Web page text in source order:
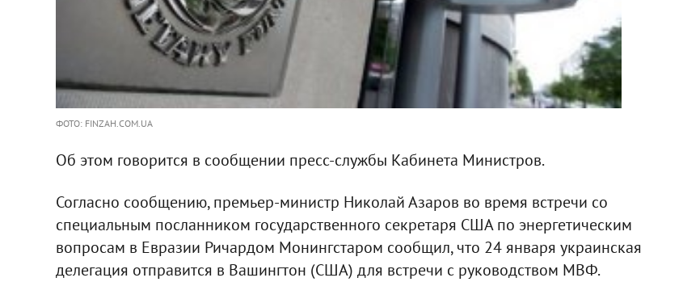
ФОТО: FINZAH.COM.UA
Об этом говорится в сообщении пресс-службы Кабинета Министров.
Согласно сообщению, премьер-министр Николай Азаров во время встречи со
специальным посланником государственного секретаря США по энергетическим
вопросам в Евразии Ричардом Монингстаром сообщил, что 24 января украинская
делегация отправится в Вашингтон (США) для встречи с руководством МВФ.